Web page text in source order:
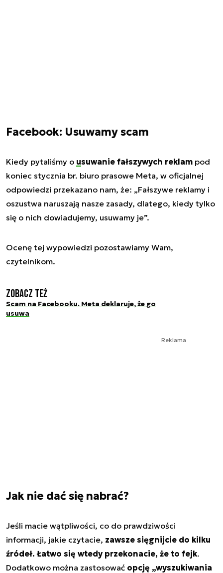
Facebook: Usuwamy scam
Kiedy pytaliśmy o usuwanie fałszywych reklam pod
koniec stycznia br. biuro prasowe Meta, w oficjalnej
odpowiedzi przekazano nam, że: „Fałszywe reklamy i
oszustwa naruszają nasze zasady, dlatego, kiedy tylko
się o nich dowiadujemy, usuwamy je”.
Ocenę tej wypowiedzi pozostawiamy Wam,
czytelnikom.
Zobacz też
Scam na Facebooku. Meta deklaruje, że go
usuwa
Reklama
Jak nie dać się nabrać?
Jeśli macie wątpliwości, co do prawdziwości
informacji, jakie czytacie, zawsze sięgnijcie do kilku
źródeł. Łatwo się wtedy przekonacie, że to fejk.
Dodatkowo można zastosować opcję „wyszukiwania